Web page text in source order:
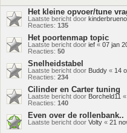
Het kleine opvoer/tune
Laatste bericht door kinderbrueno
Reacties: 135
Het poortenmap topic
Laatste bericht door ief « 07 jan
Reacties: 50
Snelheidstabel
Laatste bericht door Buddy « 14
Reacties: 234
Cilinder en Carter tuning
Laatste bericht door Borcheld11 «
Reacties: 140
Even over de rollenbank..
Laatste bericht door Volty « 21